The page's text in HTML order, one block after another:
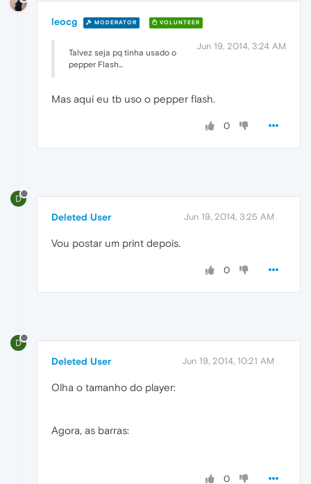
leocg MODERATOR VOLUNTEER
Jun 19, 2014, 3:24 AM
Talvez seja pq tinha usado o
pepper Flash...
Mas aqui eu tb uso o pepper flash.
0
D
Deleted User Jun 19, 2014, 3:25 AM
Vou postar um print depois.
0
D
Deleted User Jun 19, 2014, 10:21 AM
Olha o tamanho do player:
Agora, as barras:
0